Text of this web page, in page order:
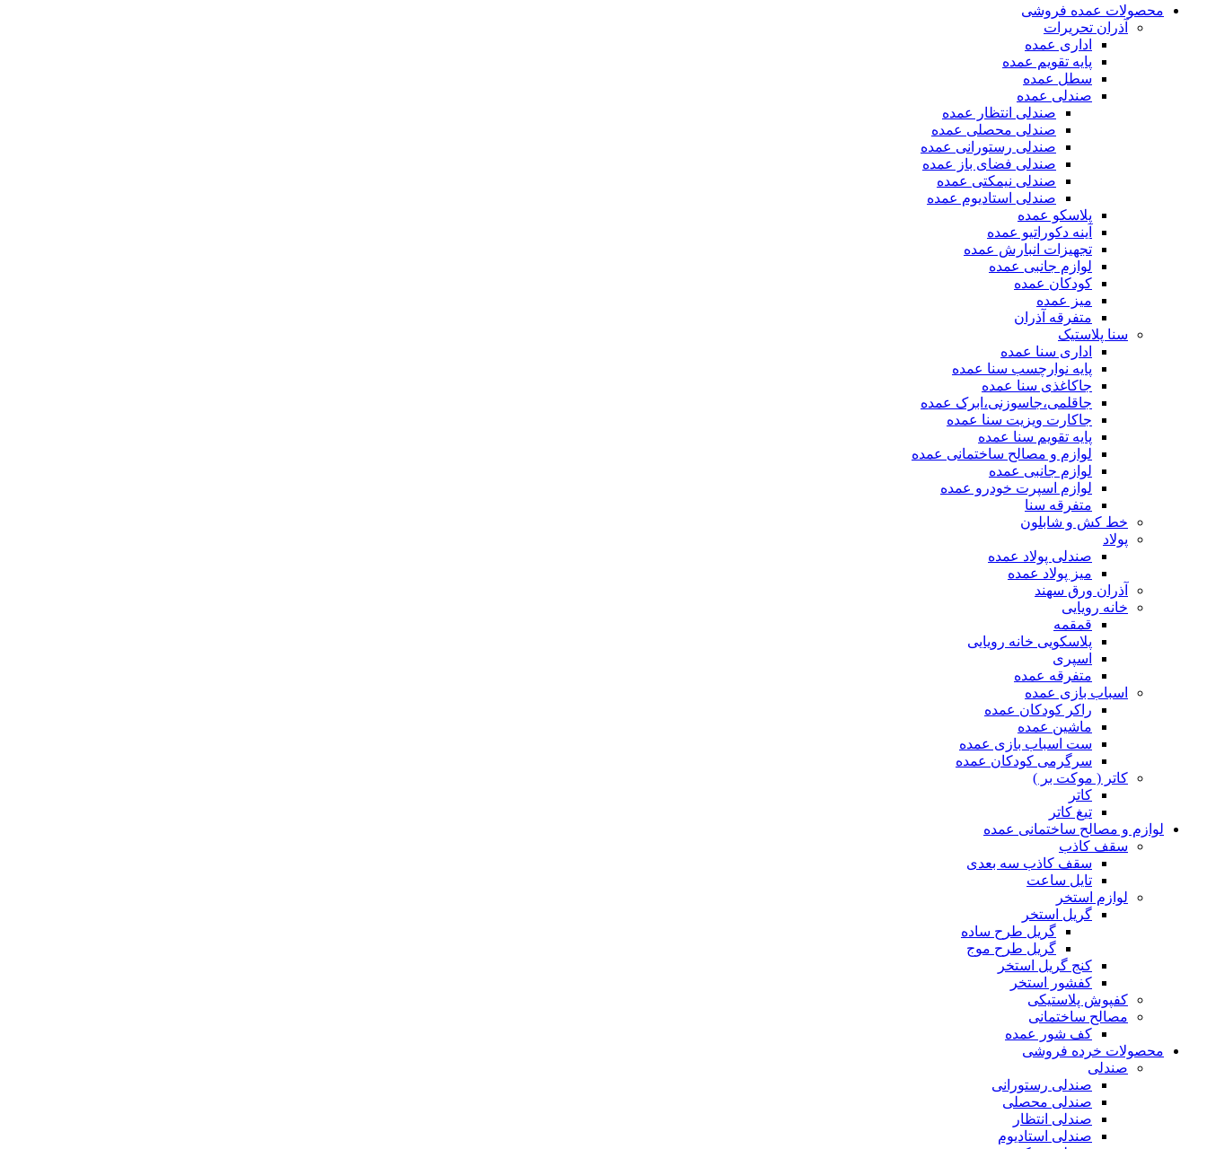
محصولات عمده فروشی
آذران تحریرات
اداری عمده
پایه تقویم عمده
سطل عمده
صندلی عمده
صندلی انتظار عمده
صندلی محصلی عمده
صندلی رستورانی عمده
صندلی فضای باز عمده
صندلی نیمکتی عمده
صندلی استادیوم عمده
پلاسکو عمده
آینه دکوراتیو عمده
تجهیزات انبارش عمده
لوازم جانبی عمده
کودکان عمده
میز عمده
متفرقه آذران
سنا پلاستیک
اداری سنا عمده
پایه نوارچسب سنا عمده
جاکاغذی سنا عمده
جاقلمی،جاسوزنی،ابرک عمده
جاکارت ویزیت سنا عمده
پایه تقویم سنا عمده
لوازم و مصالح ساختمانی عمده
لوازم جانبی عمده
لوازم اسپرت خودرو عمده
متفرقه سنا
خط کش و شابلون
پولاد
صندلی پولاد عمده
میز پولاد عمده
آذران ورق سهند
خانه رویایی
قمقمه
پلاسکویی خانه رویایی
اسپری
متفرقه عمده
اسباب بازی عمده
راکر کودکان عمده
ماشین عمده
ست اسباب بازی عمده
سرگرمی کودکان عمده
کاتر ( موکت بر )
کاتر
تیغ کاتر
لوازم و مصالح ساختمانی عمده
سقف کاذب
سقف کاذب سه بعدی
تایل ساعت
لوازم استخر
گریل استخر
گریل طرح ساده
گریل طرح موج
کنج گریل استخر
کفشور استخر
کفپوش پلاستیکی
مصالح ساختمانی
کف شور عمده
محصولات خرده فروشی
صندلی
صندلی رستورانی
صندلی محصلی
صندلی انتظار
صندلی استادیوم